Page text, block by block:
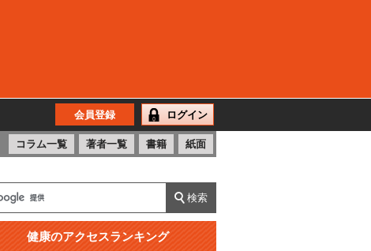
会員登録 ログイン
コラム一覧 著者一覧 書籍 紙面
健康のアクセスランキング